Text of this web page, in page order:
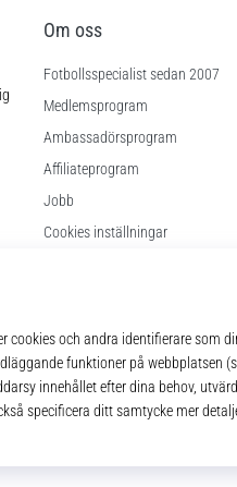
Om oss
Fotbollsspecialist sedan 2007
Medlemsprogram
Ambassadörsprogram
Affiliateprogram
Jobb
Cookies inställningar